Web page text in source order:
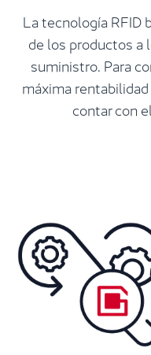
La tecnología RFID
de los productos a
suministro. Para
máxima
contar con